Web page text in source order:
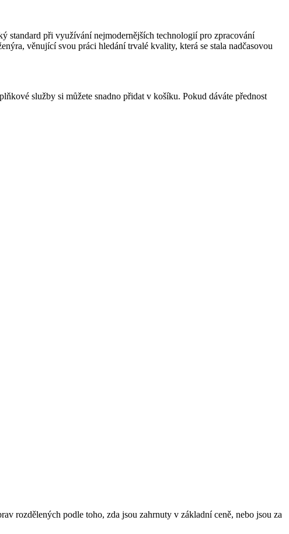
standard při využívání nejmodernějších technologií pro zpracování
věnující svou práci hledání trvalé kvality, která se stala nadčasovou
služby si můžete snadno přidat v košíku. Pokud dáváte přednost
rozdělených podle toho, zda jsou zahrnuty v základní ceně, nebo jsou za